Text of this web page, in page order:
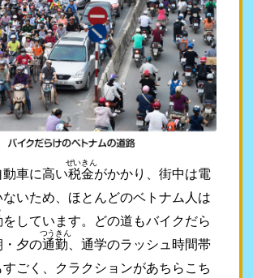
車に高い税金
ぜいきん
がかかり、街中は電
いため、ほとんどのベトナム人は
をしています。どの道もバイクだら
・夕の通勤
つうきん
、通学のラッシュ時間帯
すごく、クラクションがあちらこち